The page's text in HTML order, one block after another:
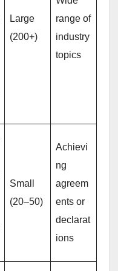
Large
(200+)
range of
industry
topics
Small
(20–50)
Achievi
ng
agreem
ents or
declarat
ions